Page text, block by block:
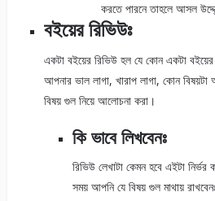
করতে পারনে তাহলে আসল
বইয়ের রিভিউঃ
একটা বইয়ের রিভিউ হল যে কোন একটা
আপনার ভাল লাগা, খারাপ লাগা, কোন
বিষয় গুল নিয়ে আলোচনা করা।
কি ভাবে লিখবেনঃ
রিভিউ লেখাটা কেমন হবে এইটা
সময় আপনি যে বিষয় গুল মাথায়